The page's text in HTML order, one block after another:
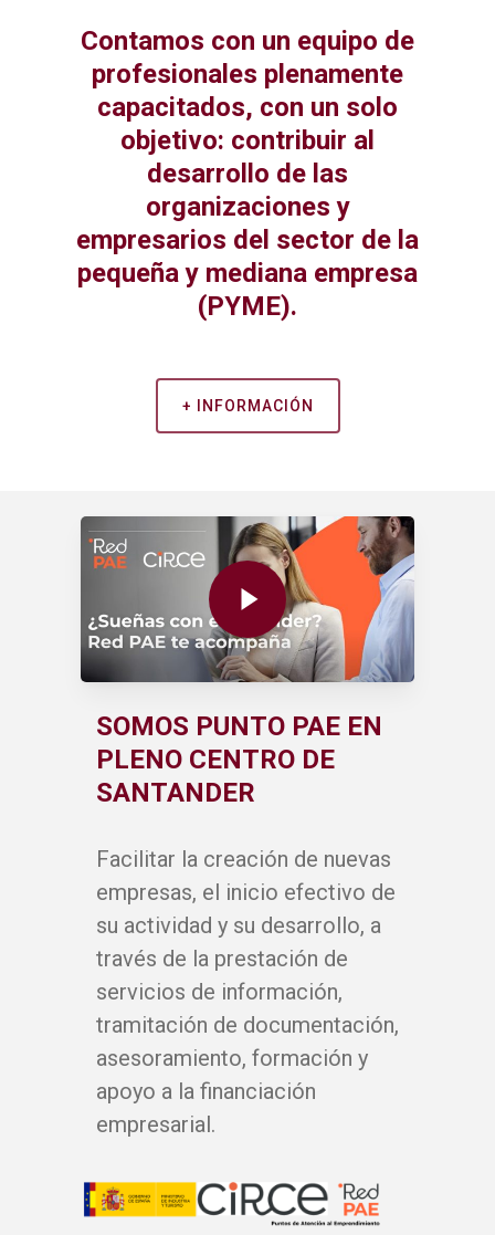
Contamos con un equipo de
profesionales plenamente
capacitados, con un solo
objetivo: contribuir al
desarrollo de las
organizaciones y
empresarios del sector de la
pequeña y mediana empresa
(PYME).
+ INFORMACIÓN
Play Video
SOMOS PUNTO PAE EN
PLENO CENTRO DE
SANTANDER
Facilitar la creación de nuevas
empresas, el inicio efectivo de
su actividad y su desarrollo, a
través de la prestación de
servicios de información,
tramitación de documentación,
asesoramiento, formación y
apoyo a la financiación
empresarial.